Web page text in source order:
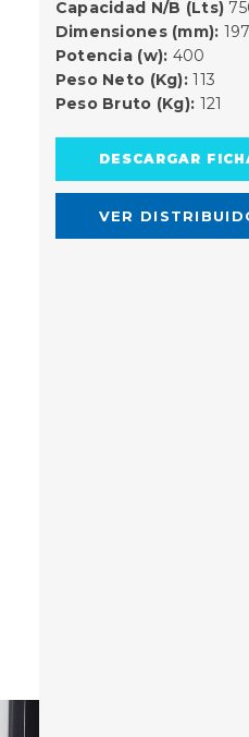
Capacidad N/B (Lts)
Dimensiones (mm):
Potencia (w): 400
Peso Neto (Kg):113
Peso Bruto (Kg): 121
DESCARGAR
VER